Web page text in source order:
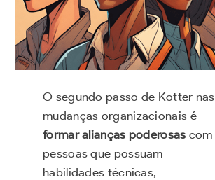
O segundo passo de Kotter nas
mudanças organizacionais é
formar alianças poderosas com
pessoas que possuam
habilidades técnicas,